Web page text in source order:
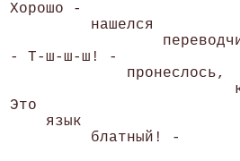
Хорошо -
          нашелся
- Т-ш-ш-ш! -
              пронеслось,
Это
     язык
          блатный! -